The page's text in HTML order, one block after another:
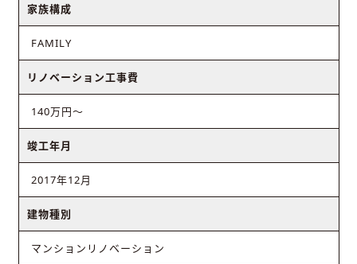
家族構成
FAMILY
リノベーション工事費
140万円〜
竣工年月
2017年12月
建物種別
マンションリノベーション